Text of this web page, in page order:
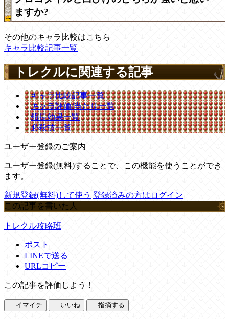
ますか?
その他のキャラ比較はこちら
キャラ比較記事一覧
トレクルに関連する記事
キャラ比較記事一覧
キャラ評価/当たり一覧
船長効果一覧
必殺技一覧
ユーザー登録のご案内
ユーザー登録(無料)することで、この機能を使うことができ
ます。
新規登録(無料)して使う 登録済みの方はログイン
この記事を書いた人
トレクル攻略班
ポスト
LINEで送る
URLコピー
この記事を評価しよう！
イマイチ いいね 指摘する